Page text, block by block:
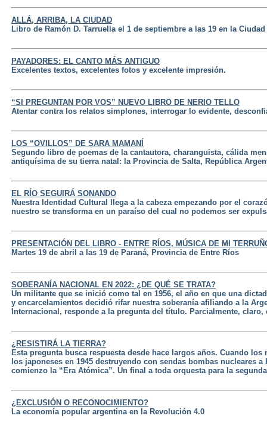
ALLÁ, ARRIBA, LA CIUDAD
Libro de Ramón D. Tarruella el 1 de septiembre a las 19 en la
PAYADORES: EL CANTO MÁS ANTIGUO
Excelentes textos, excelentes fotos y excelente impresión.
“SI PREGUNTAN POR VOS” NUEVO LIBRO DE NERIO TELLO
Atentar contra los relatos simplones, interrogar lo evidente,
LOS “OVILLOS” DE SARA MAMANÍ
Segundo libro de poemas de la cantautora, charanguista, cálida
antiquísima de su tierra natal: la Provincia de Salta, República
EL RÍO SEGUIRÁ SONANDO
Nuestra Identidad Cultural llega a la cabeza empezando por el
nuestro se transforma en un paraíso del cual no podemos ser
PRESENTACIÓN DEL LIBRO - ENTRE RÍOS, MÚSICA DE MI
Martes 19 de abril a las 19 de Paraná, Provincia de Entre Ríos
SOBERANÍA NACIONAL EN 2022: ¿DE QUÉ SE TRATA?
Un militante que se inició como tal en 1956, el año en que una
y encarcelamientos decidió rifar nuestra soberanía afiliando a la
Internacional, responde a la pregunta del título. Parcialmente, claro,
¿RESISTIRÁ LA TIERRA?
Esta pregunta busca respuesta desde hace largos años. Cuando los
los japoneses en 1945 destruyendo con sendas bombas nucleares
comienzo la “Era Atómica”. Un final a toda orquesta para la
¿EXCLUSIÓN O RECONOCIMIENTO?
La economía popular argentina en la Revolución 4.0